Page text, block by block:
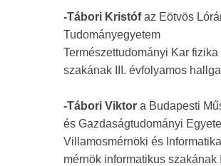
-Tábori Kristófaz Eötvös
Tudományegyetem
Természettudományi Kar fizika
szakának III. évfolyamos
-Tábori Viktor a Budapesti
és Gazdaságtudományi
Villamosmérnöki és
mérnök informatikus szakának